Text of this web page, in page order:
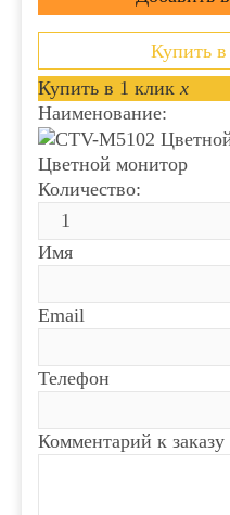
Купить
Купить в 1 клик x
Наименование:
Цветной монитор
Количество:
Имя
Email
Телефон
Комментарий к заказу